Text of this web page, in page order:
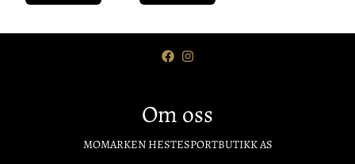
Om oss
MOMARKEN HESTESPORTBUTIKK AS